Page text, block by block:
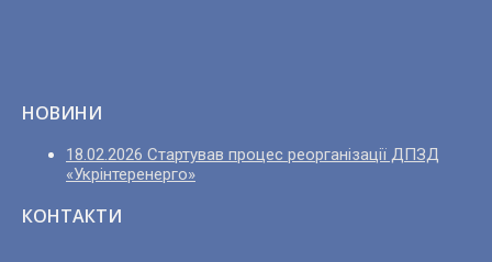
НОВИНИ
18.02.2026 Стартував процес реорганізації ДПЗД
«Укрінтеренерго»
КОНТАКТИ